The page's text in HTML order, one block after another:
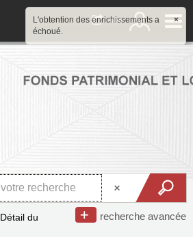
recherche avancée
Détail du
×
L'obtention des enrichissements a
échoué.